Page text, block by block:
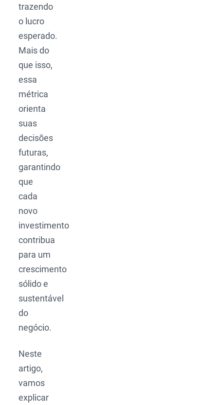
trazendo
o lucro
esperado.
Mais do
que isso,
essa
métrica
orienta
suas
decisões
futuras,
garantindo
que
cada
novo
investimento
contribua
para um
crescimento
sólido e
sustentável
do
negócio.
Neste
artigo,
vamos
explicar